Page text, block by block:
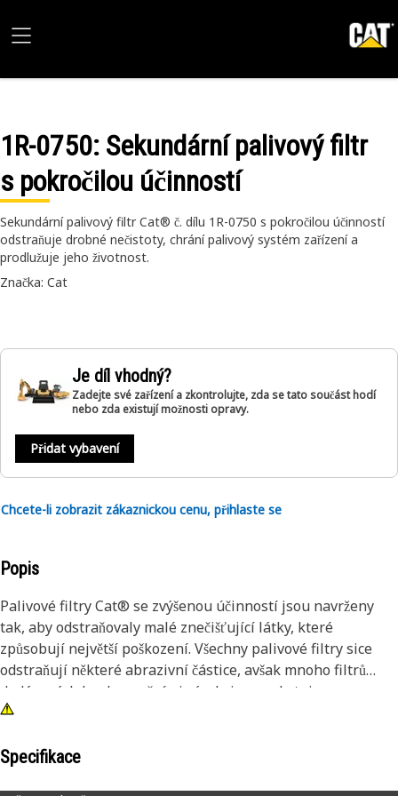
1R-0750: Sekundární palivový filtr
s pokročilou účinností
Sekundární palivový filtr Cat® č. dílu 1R-0750 s pokročilou účinností
odstraňuje drobné nečistoty, chrání palivový systém zařízení a
prodlužuje jeho životnost.
Značka: Cat
Je díl vhodný?
Zadejte své zařízení a zkontrolujte, zda se tato součást hodí
nebo zda existují možnosti opravy.
Přidat vybavení
Chcete-li zobrazit zákaznickou cenu, přihlaste se
Popis
Palivové filtry Cat® se zvýšenou účinností jsou navrženy
tak, aby odstraňovaly malé znečišťující látky, které
způsobují největší poškození. Všechny palivové filtry sice
odstraňují některé abrazivní částice, avšak mnoho filtrů
dodávaných konkurenčními výrobci neposkytuje
dostatečnou účinnost při zachycování a zadržování částic,
Testování společnosti Caterpillar dokazuje, že palivové
Specifikace